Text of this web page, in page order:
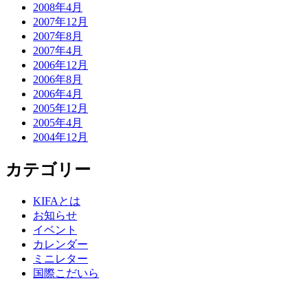
2008年4月
2007年12月
2007年8月
2007年4月
2006年12月
2006年8月
2006年4月
2005年12月
2005年4月
2004年12月
カテゴリー
KIFAとは
お知らせ
イベント
カレンダー
ミニレター
国際こだいら